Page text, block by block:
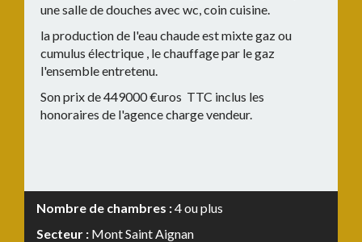
une salle de douches avec wc, coin cuisine.
la production de l'eau chaude est mixte gaz ou
cumulus électrique , le chauffage par le gaz
l'ensemble entretenu.
Son prix de 449000 €uros TTC inclus les
honoraires de l'agence charge vendeur.
Nombre de chambres :4 ou plus
Secteur : Mont Saint Aignan